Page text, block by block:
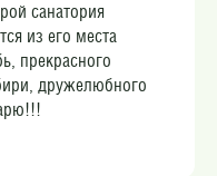
санатория
из его места
прекрасного
дружелюбного